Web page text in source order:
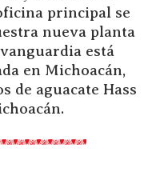
principal se
nueva planta
está
en Michoacán,
de aguacate Hass